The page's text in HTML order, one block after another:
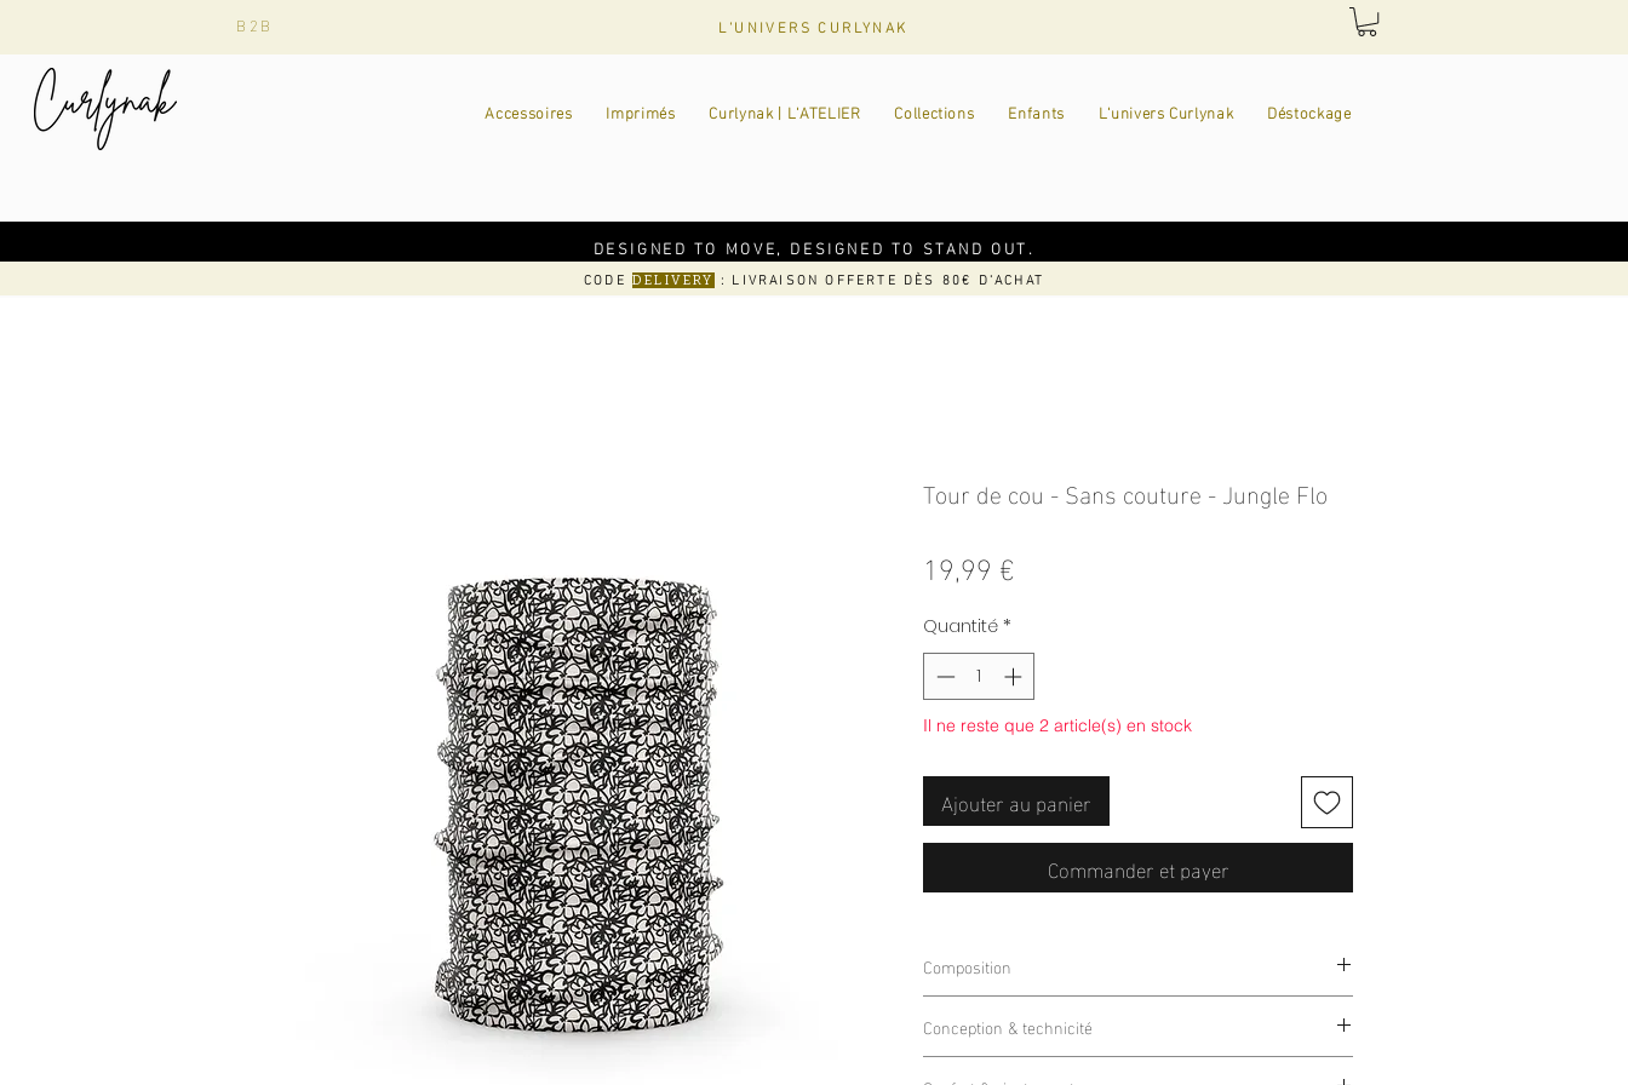
B2B L'UNIVERS CURLYNAK
Accessoires Imprimés Curlynak | L'ATELIER Collections Enfants L'univers Curlynak Déstockage
DESIGNED TO MOVE, DESIGNED TO STAND OUT.
CODEDELIVERY : LIVRAISON OFFERTE DÈS 80€ D'ACHAT
Tour de cou - Sans couture - Jungle Flo
19,99 €
Quantité*
Il ne reste que 2 article(s) en stock
Ajouter au panier
Commander et payer
Composition
Conception & technicité